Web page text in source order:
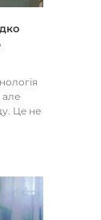
але
Це не